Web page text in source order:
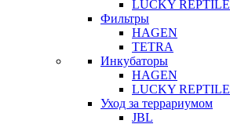
LUCKY REPTILE
Фильтры
HAGEN
TETRA
Инкубаторы
HAGEN
LUCKY REPTILE
Уход за террариумом
JBL